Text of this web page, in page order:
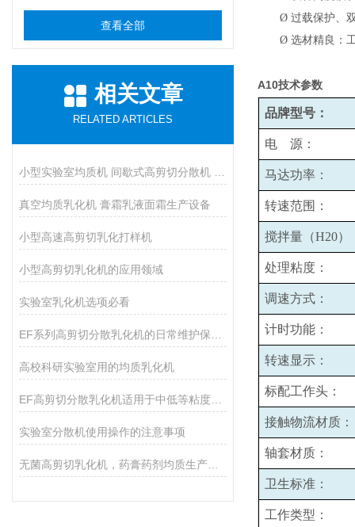
查看全部
相关文章
RELATED ARTICLES
真空均质乳化机 膏霜乳液面霜生产设备
小型高速高剪切乳化打样机
小型高剪切乳化机的应用领域
实验室乳化机选项必看
高校科研实验室用的均质乳化机
实验室分散机使用操作的注意事项
Ø 过载保护、
Ø 选材精良：
A10技术参数
品牌型号：
电 源：
马达功率：
转速范围：
搅拌量（H20）
处理粘度：
调速方式：
计时功能：
转速显示：
标配工作头：
接触物流材质：
轴套材质：
卫生标准：
工作类型：